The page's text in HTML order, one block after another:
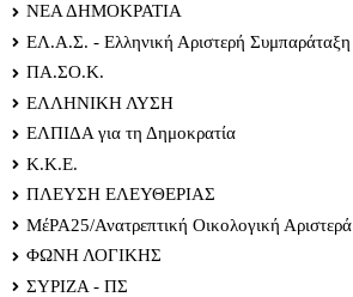
ΝΕΑ ΔΗΜΟΚΡΑΤΙΑ
ΕΛ.Α.Σ. - Ελληνική Αριστερή Συμπαράταξη
ΠΑ.ΣΟ.Κ.
ΕΛΛΗΝΙΚΗ ΛΥΣΗ
ΕΛΠΙΔΑ για τη Δημοκρατία
Κ.Κ.Ε.
ΠΛΕΥΣΗ ΕΛΕΥΘΕΡΙΑΣ
ΜέΡΑ25/Ανατρεπτική Οικολογική Αριστερά
ΦΩΝΗ ΛΟΓΙΚΗΣ
ΣΥΡΙΖΑ - ΠΣ